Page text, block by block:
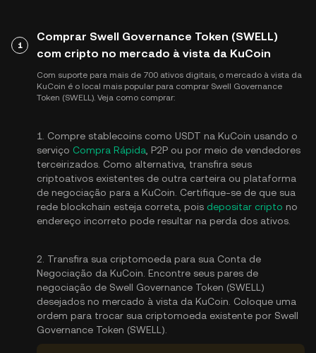
1
Comprar Swell Governance Token (SWELL)
com cripto no mercado à vista da KuCoin
Com suporte para mais de 700 ativos digitais, o mercado à vista da
KuCoin é o local mais popular para comprar Swell Governance
Token (SWELL). Veja como comprar:
1. Compre stablecoins como USDT na KuCoin usando o
serviço Compra Rápida , P2P ou por meio de vendedores
terceirizados. Como alternativa, transfira seus
criptoativos existentes de outra carteira ou plataforma
de negociação para a KuCoin. Certifique-se de que sua
rede blockchain esteja correta, pois depositar cripto no
endereço incorreto pode resultar na perda dos ativos.
2. Transfira sua criptomoeda para sua Conta de
Negociação da KuCoin. Encontre seus pares de
negociação de Swell Governance Token (SWELL)
desejados no mercado à vista da KuCoin. Coloque uma
ordem para trocar sua criptomoeda existente por Swell
Governance Token (SWELL).